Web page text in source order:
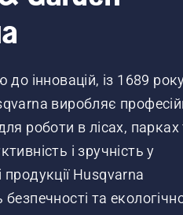
до інновацій, із 1689
виробляє
роботи в лісах, парках
і зручність у
продукції Husqvarna
та